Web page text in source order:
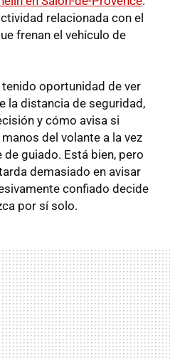
relacionada con el
frenan el vehículo de
oportunidad de ver
la distancia de seguridad,
y cómo avisa si
del volante a la vez
guiado. Está bien, pero
demasiado en avisar
confiado decide
por sí solo.